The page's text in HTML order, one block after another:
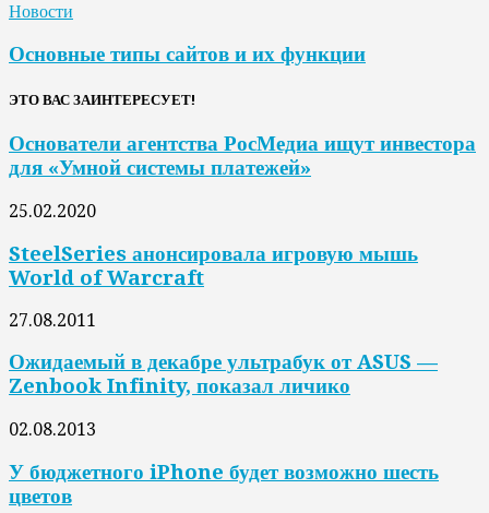
Новости
Основные типы сайтов и их функции
ЭТО ВАС ЗАИНТЕРЕСУЕТ!
Основатели агентства РосМедиа ищут инвестора
для «Умной системы платежей»
25.02.2020
SteelSeries анонсировала игровую мышь
World of Warcraft
27.08.2011
Ожидаемый в декабре ультрабук от ASUS —
Zenbook Infinity, показал личико
02.08.2013
У бюджетного iPhone будет возможно шесть
цветов